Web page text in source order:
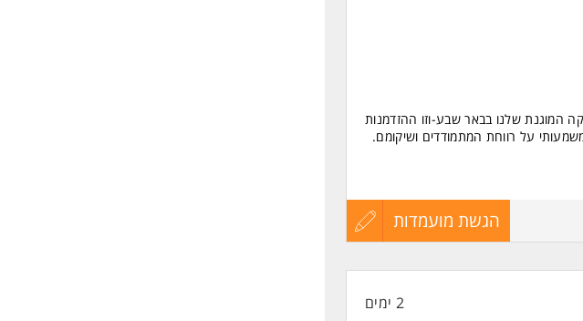
המוגנת שלנו בבאר שבע-וזו ההזדמנות
על רווחת המתמודדים ושיקומם.
הגשת מועמדות
עדכון
2 ימים